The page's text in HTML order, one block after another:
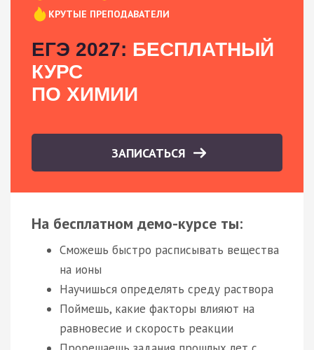
КРУТЫЕ ПРЕПОДАВАТЕЛИ
ЕГЭ 2027: БЕСПЛАТНЫЙ
КУРС
ПО ХИМИИ
ЗАПИСАТЬСЯ
На бесплатном демо-курсе ты:
Сможешь быстро расписывать вещества
на ионы
Научишься определять среду раствора
Поймешь, какие факторы влияют на
равновесие и скорость реакции